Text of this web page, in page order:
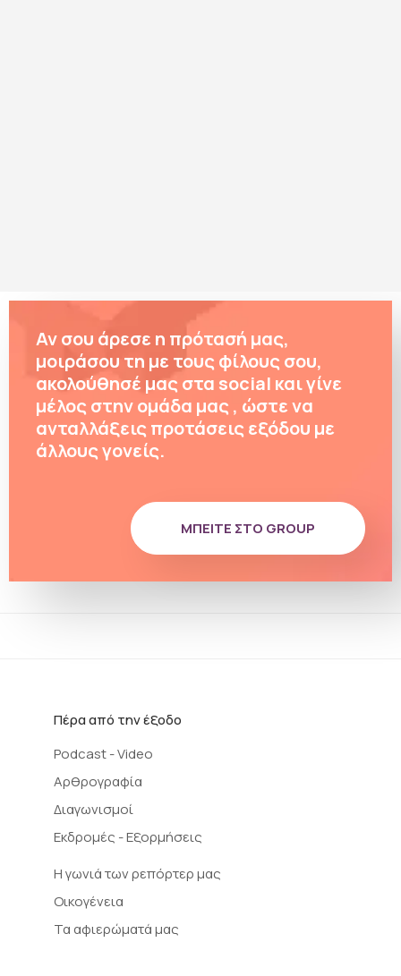
Αν σου άρεσε η πρότασή μας,
μοιράσου τη με τους φίλους σου,
ακολούθησέ μας στα social και γίνε
μέλος στην ομάδα μας , ώστε να
ανταλλάξεις προτάσεις εξόδου με
άλλους γονείς.
ΜΠΕΊΤΕ ΣΤΟ GROUP
Πέρα από την έξοδο
Podcast - Video
Αρθρογραφία
Διαγωνισμοί
Εκδρομές - Εξορμήσεις
Η γωνιά των ρεπόρτερ μας
Οικογένεια
Τα αφιερώματά μας